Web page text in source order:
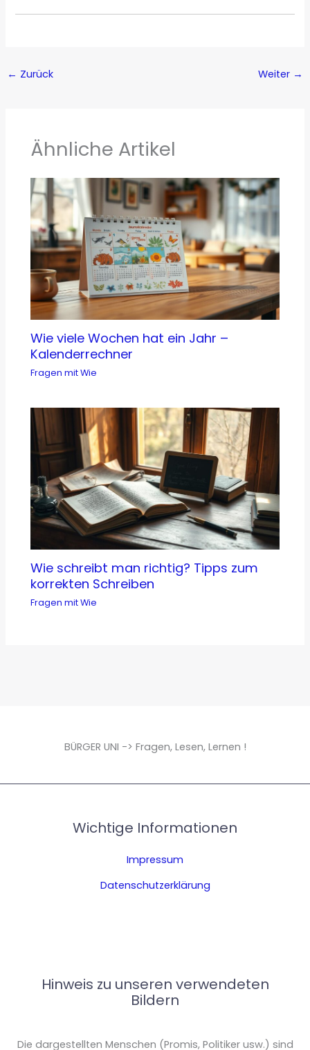
← Zurück Weiter →
Ähnliche Artikel
Wie viele Wochen hat ein Jahr –
Kalenderrechner
Fragen mit Wie
Wie schreibt man richtig? Tipps zum
korrekten Schreiben
Fragen mit Wie
BÜRGER UNI -> Fragen, Lesen, Lernen !
Wichtige Informationen
Impressum
Datenschutzerklärung
Hinweis zu unseren verwendeten
Bildern
Die dargestellten Menschen (Promis, Politiker usw.) sind